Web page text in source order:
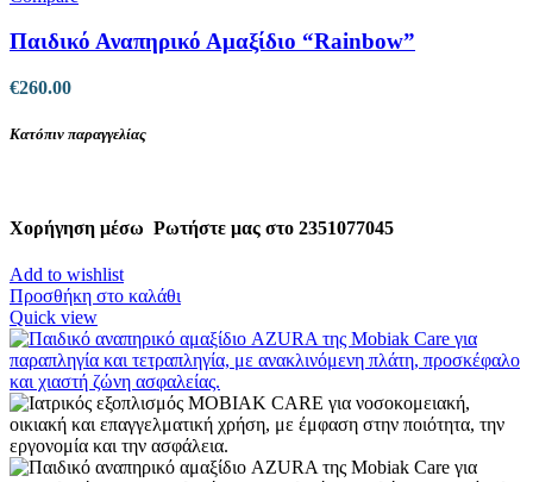
Παιδικό Αναπηρικό Αμαξίδιο “Rainbow”
€260.00
Κατόπιν παραγγελίας
Χορήγηση μέσω Ρωτήστε μας στο 2351077045
Add to wishlist
Προσθήκη στο καλάθι
Quick view